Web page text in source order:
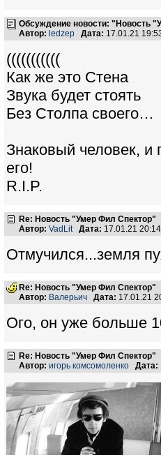
Обсуждение новости: "Новость
Автор: ledzep Дата: 17.01.21
(((((((((((
Как же это Стена
Звука будет стоять
Без Столпа своего…
Знаковый человек,
его!
R.I.P.
Re: Новость "Умер Фил Спектор"
Автор: VadLit Дата: 17.01.21
Отмучился...земля
Re: Новость "Умер Фил Спектор"
Автор: Валерьич Дата: 17.01.21
Ого, он уже больше
Re: Новость "Умер Фил Спектор"
Автор: игорь комсомоленко Дата: